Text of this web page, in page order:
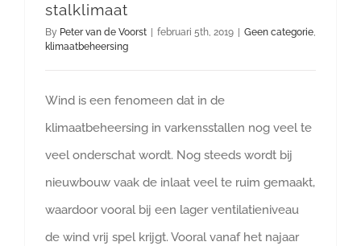
stalklimaat
By Peter van de Voorst februari 5th, 2019 Geen categorie,
klimaatbeheersing
Wind is een fenomeen dat in de
klimaatbeheersing in varkensstallen nog veel te
veel onderschat wordt. Nog steeds wordt bij
nieuwbouw vaak de inlaat veel te ruim gemaakt,
waardoor vooral bij een lager ventilatieniveau
de wind vrij spel krijgt. Vooral vanaf het najaar